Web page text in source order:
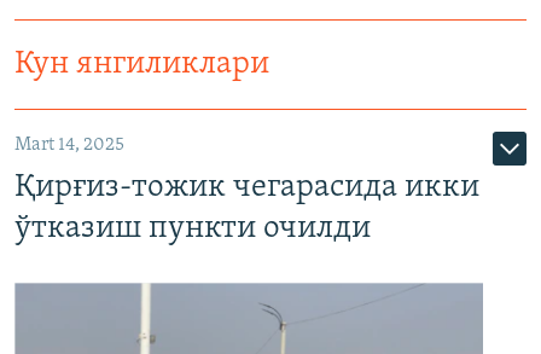
Кун янгиликлари
Mart 14, 2025
Қирғиз-тожик чегарасида икки
ўтказиш пункти очилди